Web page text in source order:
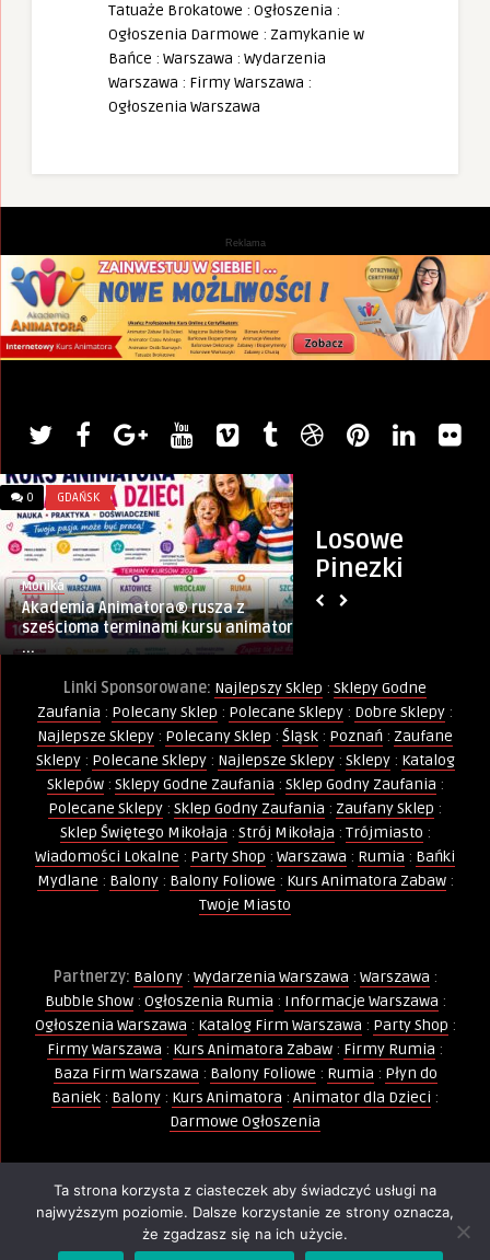
Tatuaże Brokatowe : Ogłoszenia :
Ogłoszenia Darmowe : Zamykanie w
Bańce : Warszawa : Wydarzenia
Warszawa : Firmy Warszawa :
Ogłoszenia Warszawa
Reklama
Losowe
Pinezki
0 GDAŃSK
Monika
Akademia Animatora® rusza z
sześcioma terminami kursu animatora
...
Linki Sponsorowane: Najlepszy Sklep : Sklepy Godne
Zaufania : Polecany Sklep : Polecane Sklepy : Dobre Sklepy :
Najlepsze Sklepy : Polecany Sklep : Śląsk : Poznań : Zaufane
Sklepy: Polecane Sklepy: Najlepsze Sklepy: Sklepy: Katalog
Sklepów: Sklepy Godne Zaufania : Sklep Godny Zaufania :
Polecane Sklepy : Sklep Godny Zaufania : Zaufany Sklep :
Sklep Świętego Mikołaja : Strój Mikołaja : Trójmiasto :
Wiadomości Lokalne : Party Shop : Warszawa : Rumia : Bańki
Mydlane : Balony: Balony Foliowe : Kurs Animatora Zabaw:
Twoje Miasto
Partnerzy: Balony: Wydarzenia Warszawa : Warszawa :
Bubble Show: Ogłoszenia Rumia : Informacje Warszawa :
Ogłoszenia Warszawa : Katalog Firm Warszawa : Party Shop :
Firmy Warszawa : Kurs Animatora Zabaw : Firmy Rumia :
Baza Firm Warszawa : Balony Foliowe : Rumia : Płyn do
Baniek : Balony : Kurs Animatora : Animator dla Dzieci :
Darmowe Ogłoszenia
Wszelkie Prawa Zastrzeżone - Kopiowanie, powielanie i
wykorzystywanie treści, zdjęć, grafik jest zabronione -
PINternet.pl.
Ta strona korzysta z ciasteczek aby świadczyć usługi na
najwyższym poziomie. Dalsze korzystanie ze strony oznacza,
że zgadzasz się na ich użycie.